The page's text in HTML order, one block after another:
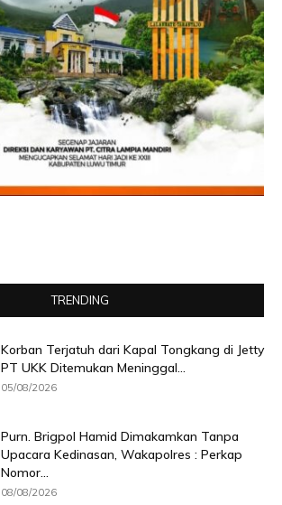
TRENDING
Korban Terjatuh dari Kapal Tongkang di Jetty
PT UKK Ditemukan Meninggal...
05/08/2026
Purn. Brigpol Hamid Dimakamkan Tanpa
Upacara Kedinasan, Wakapolres : Perkap
Nomor...
08/08/2026